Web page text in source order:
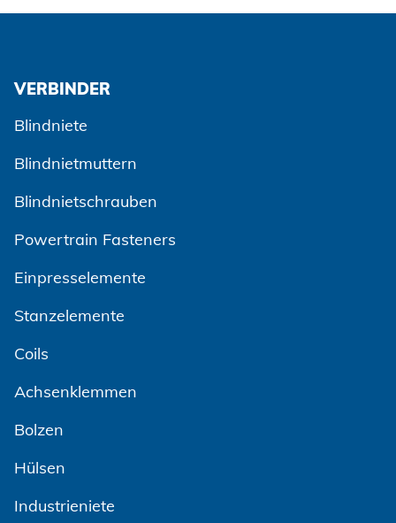
VERBINDER
Blindniete
Blindnietmuttern
Blindnietschrauben
Powertrain Fasteners
Einpresselemente
Stanzelemente
Coils
Achsenklemmen
Bolzen
Hülsen
Industrieniete